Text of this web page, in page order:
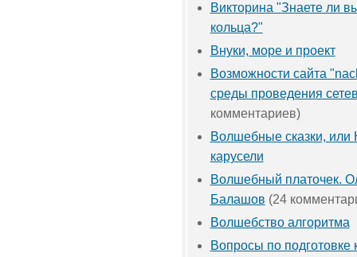
Викторина "Знаете ли
кольца?"
Внуки, море и проект
Возможности сайта
среды проведения
комментариев)
Волшебные сказки, или
карусели
Волшебный платочек.
Балашов (24
Волшебство алгоритма
Вопросы по подготовке